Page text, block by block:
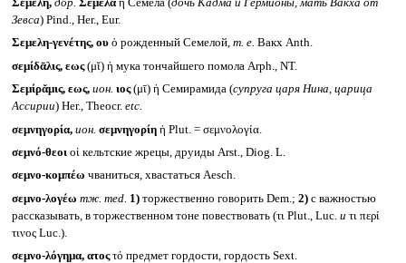
Σεμέλη, дор. Σεμέλαἡ Семела (дочь Кадма и Гермионы, мать Вакха от
Зевса) Pind., Her., Eur.
Σεμελη-γενέτης, ουὁ рожденный Семелой, т. е. Вакх Anth.
σεμίδᾱλις, εως(μῐ) ἡ мука тончайшего помола Arph., NT.
Σεμίρᾰμις, εως, ион. ιος(μῑ) ἡ Семирамида (супруга царя Нина, царица
Ассирии) Her., Theocr. etc.
σεμνηγορία, ион. σεμνηγορίη ἡ Plut. = σεμνολογία.
σεμνό-θεοι οἱ кельтские жрецы, друиды Arst., Diog. L.
σεμνο-κομπέω чваниться, хвастаться Aesch.
σεμνο-λογέω тж. med. 1)торжественно говорить Dem.; 2)с важностью
рассказывать, в торжественном тоне повествовать (τι Plut., Luc. и τι περί
τινος Luc.).
σεμνο-λόγημα, ατοςτό предмет гордости, гордость Sext.